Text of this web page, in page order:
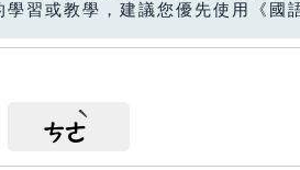
習或教學，建議您優先使用《國
ㄘㄜ